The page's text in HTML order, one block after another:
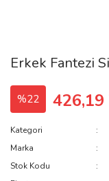
Erkek Fantezi
%22 426,19
Kategori
Marka
Stok Kodu